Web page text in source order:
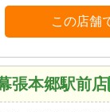
この店舗
張本郷駅前店